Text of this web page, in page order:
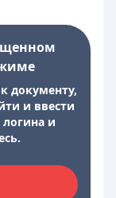
документу,
и ввести
логина и